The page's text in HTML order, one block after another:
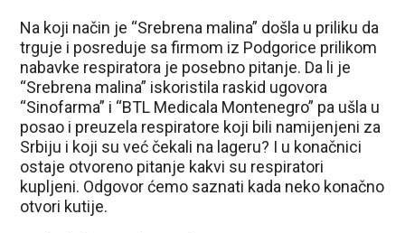
Na koji način je “Srebrena malina” došla u priliku da
trguje i posreduje sa firmom iz Podgorice prilikom
nabavke respiratora je posebno pitanje. Da li je
“Srebrena malina” iskoristila raskid ugovora
“Sinofarma” i “BTL Medicala Montenegro” pa ušla u
posao i preuzela respiratore koji bili namijenjeni za
Srbiju i koji su već čekali na lageru? I u konačnici
ostaje otvoreno pitanje kakvi su respiratori
kupljeni. Odgovor ćemo saznati kada neko konačno
otvori kutije.